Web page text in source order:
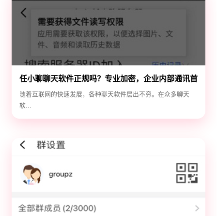
任小聊聊天软件正规吗？专业加密，企业内部通讯首
选！
随着互联网的快速发展，各种聊天软件层出不穷。在众多聊天
软...